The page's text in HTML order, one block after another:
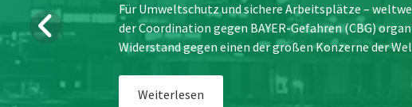
Für Umweltschutz und sichere Arbeitsplätze –
der Coordination gegen BAYER-Gefahren (CBG)
Widerstand gegen einen der großen Konzerne der
Weiterlesen